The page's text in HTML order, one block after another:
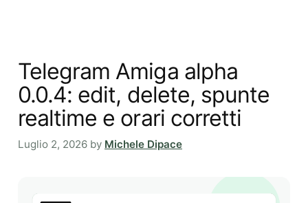
Telegram Amiga alpha
0.0.4: edit, delete, spunte
realtime e orari corretti
Luglio 2, 2026 by Michele Dipace